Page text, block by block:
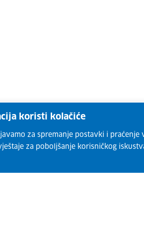
koristi kolačiće
za spremanje postavki i
za poboljšanje korisničkog